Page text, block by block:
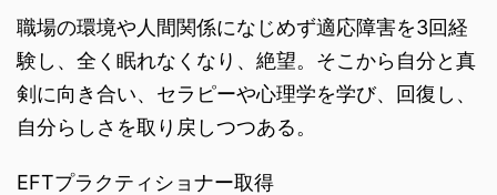
職場の環境や人間関係になじめず適応障害を3回経
験し、全く眠れなくなり、絶望。そこから自分と真
剣に向き合い、セラピーや心理学を学び、回復し、
自分らしさを取り戻しつつある。
EFTプラクティショナー取得